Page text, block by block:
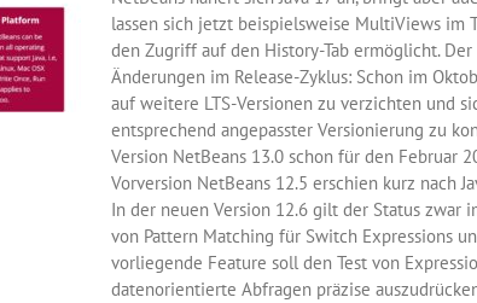
lassen sich jetzt beispielsweise MultiViews im
den Zugriff auf den History-Tab ermöglicht.
Änderungen im Release-Zyklus: Schon im
auf weitere LTS-Versionen zu verzichten und
entsprechend angepasster Versionierung zu
Version NetBeans 13.0 schon für den Februar
Vorversion NetBeans 12.5 erschien kurz nach
In der neuen Version 12.6 gilt der Status zwar
von Pattern Matching für Switch Expressions
vorliegende Feature soll den Test von
datenorientierte Abfragen präzise